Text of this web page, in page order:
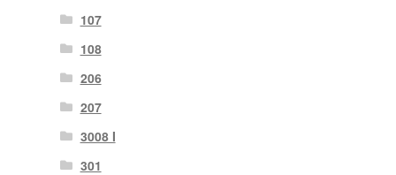
107
108
206
207
3008 I
301